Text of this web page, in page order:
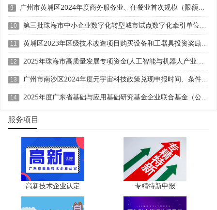
借助东莞当地高校、科研机构的力量，实现资源整合与
优势互补。高校具备较强的理论研究与创意设计能力，企业
则拥有市场渠道与生产资源。通过产学研合作，企业既能完
成政策导向下的设计研发课题，提升工业设计中心认定的竞
争力，又能将科研成果快速转化为符合市场需求的产品。
三、工业设计中心认定驱动企业发展的具体体现
(一)提升企业创新能力
获得工业设计中心认定后，企业在政策激励下，会加大
设计研发投入，引进高端设计人才，完善设计创新体系。政
策资金支持企业建设先进的设计实验室、引进数字化设计工
具，为企业开展原创性、前瞻性设计研究提供保障，助力企
业从“制造”向“创造”转型。
(二)增强市场竞争力
平衡政策导向与市场需求的设计成果，能使企业产品在
9 广州市黄埔区2024年度商务服务业、住餐业首次规模（限额）以下转规模（限额）以上奖励申报时间、条件要求、资助标准
10 第三批珠海市中小企业数字化转型城市试点数字化牵引单位遴选申报时间、条件要求
11 黄埔区2023年区级技术改造项目购买设备和工器具投资奖励 （第一批）申报时间、条件要求、资助标准
12 2025年珠海市高质量发展专项资金(人工智能与机器人产业发展用途)项目征集申报时间、条件要求、补助奖励
13 广州市南沙区2024年度元宇宙科技政策兑现申报时间、条件要求、补助奖励
14 2025年度广东省基础与应用基础研究基金企业联合基金（公共卫生与医药健康领域）项目申报时间、条件要求、资助奖励
服务项目
高新技术企业认定 专精特新申报